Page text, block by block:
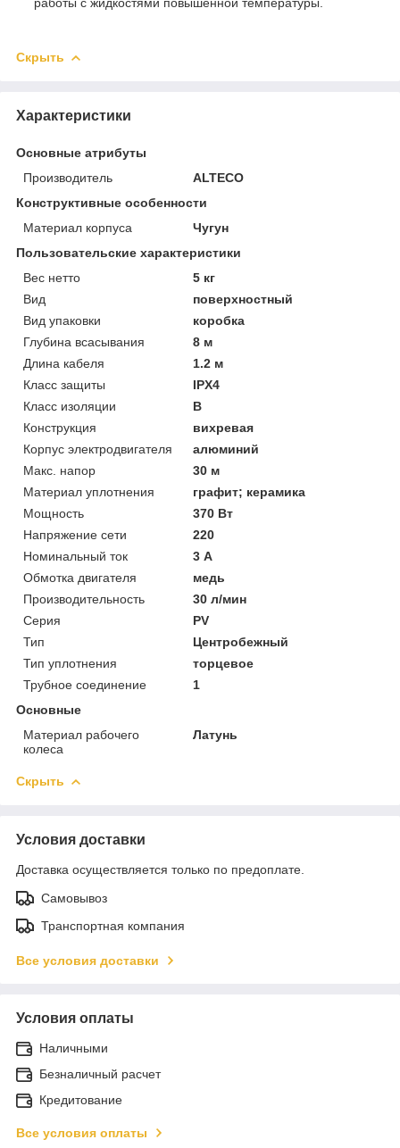
Скрыть
Характеристики
Основные атрибуты
Производитель
ALTECO
Конструктивные особенности
Материал корпуса
Чугун
Пользовательские характеристики
Вес нетто
5 кг
Вид
поверхностный
Вид упаковки
коробка
Глубина всасывания
8 м
Длина кабеля
1.2 м
Класс защиты
IPX4
Класс изоляции
B
Конструкция
вихревая
Корпус электродвигателя
алюминий
Макс. напор
30 м
Материал уплотнения
графит; керамика
Мощность
370 Вт
Напряжение сети
220
Номинальный ток
3 А
Обмотка двигателя
медь
Производительность
30 л/мин
Серия
PV
Тип
Центробежный
Тип уплотнения
торцевое
Трубное соединение
1
Основные
Материал рабочего
колеса
Латунь
Скрыть
Условия доставки
Доставка осуществляется только по предоплате.
Самовывоз
Транспортная компания
Все условия доставки
Условия оплаты
Наличными
Безналичный расчет
Кредитование
Все условия оплаты